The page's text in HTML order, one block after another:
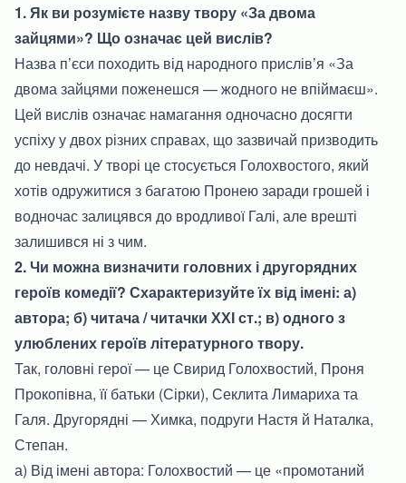
1. Як ви розумієте назву твору «За двома
зайцями»? Що означає цей вислів?
Назва п’єси походить від народного прислів’я «За
двома зайцями поженешся — жодного не впіймаєш».
Цей вислів означає намагання одночасно досягти
успіху у двох різних справах, що зазвичай призводить
до невдачі. У творі це стосується Голохвостого, який
хотів одружитися з багатою Пронею заради грошей і
водночас залицявся до вродливої Галі, але врешті
залишився ні з чим.
2. Чи можна визначити головних і другорядних
героїв комедії? Схарактеризуйте їх від імені: а)
автора; б) читача / читачки ХХІ ст.; в) одного з
улюблених героїв літературного твору.
Так, головні герої — це Свирид Голохвостий, Проня
Прокопівна, її батьки (Сірки), Секлита Лимариха та
Галя. Другорядні — Химка, подруги Настя й Наталка,
Степан.
а) Від імені автора: Голохвостий — це «промотаний